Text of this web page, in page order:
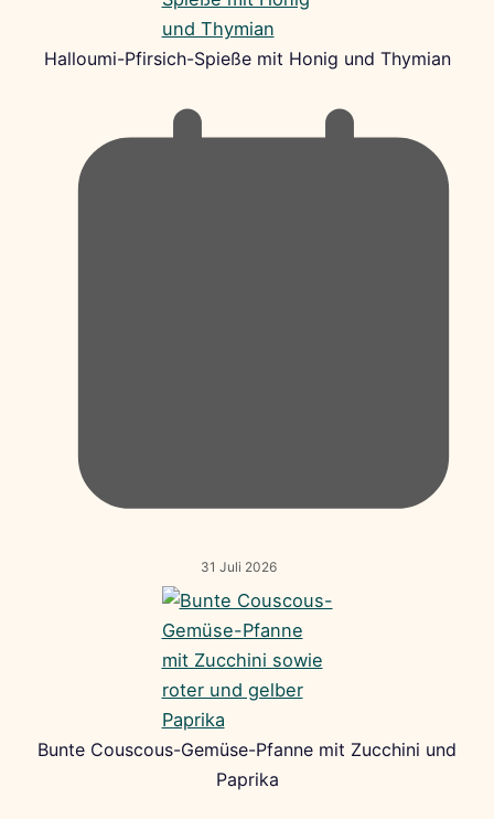
Halloumi-Pfirsich-Spieße mit Honig und Thymian
31 Juli 2026
Bunte Couscous-Gemüse-Pfanne mit Zucchini und
Paprika